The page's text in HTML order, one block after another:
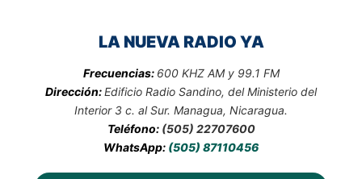
LA NUEVA RADIO YA
Frecuencias: 600 KHZ AM y 99.1 FM
Dirección:Edificio Radio Sandino, del Ministerio del
Interior 3 c. al Sur. Managua, Nicaragua.
Teléfono: (505) 22707600
WhatsApp: (505) 87110456